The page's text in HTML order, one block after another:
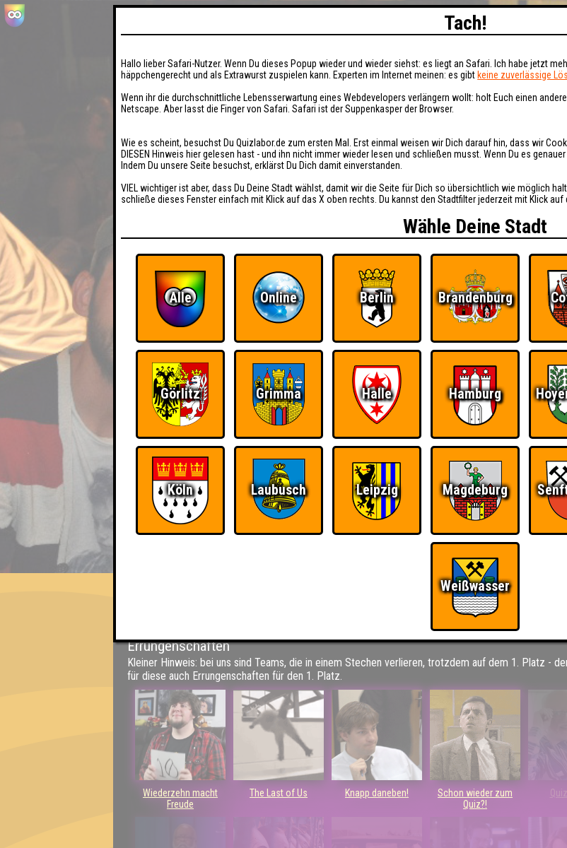
RESERVIERUNG BUCHEN
Errungenschaften
Kleiner Hinweis: bei uns sind Teams, die in einem Stechen verlieren, trotzdem auf dem 1. Platz -
für diese auch Errungenschaften für den 1. Platz.
Wiederzehn macht
Freude
The Last of Us Knapp daneben!
Schon wieder zum
Quiz?!
Tach!
Hallo lieber Safari-Nutzer. Wenn Du dieses Popup wieder und wieder siehst: es liegt an Safari. Ich habe jetzt
häppchengerecht und als Extrawurst zuspielen kann. Experten im Internet meinen: es gibt keine zuverlässige
Wenn ihr die durchschnittliche Lebensserwartung eines Webdevelopers verlängern wollt: holt Euch einen
Netscape. Aber lasst die Finger von Safari. Safari ist der Suppenkasper der Browser.
Wie es scheint, besuchst Du Quizlabor.de zum ersten Mal. Erst einmal weisen wir Dich darauf hin, dass wir
DIESEN Hinweis hier gelesen hast - und ihn nicht immer wieder lesen und schließen musst. Wenn Du es
Indem Du unsere Seite besuchst, erklärst Du Dich damit einverstanden.
VIEL wichtiger ist aber, dass Du Deine Stadt wählst, damit wir die Seite für Dich so übersichtlich wie möglich
schließe dieses Fenster einfach mit Klick auf das X oben rechts. Du kannst den Stadtfilter jederzeit mit Klick auf
Wähle Deine Stadt
Alle Online Berlin Brandenburg
Görlitz Grimma Halle Hamburg
Köln Laubusch Leipzig Magdeburg
Weißwasser